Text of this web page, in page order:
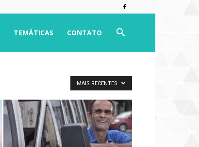
TEMÁTICAS CONTATO
MAIS RECENTES